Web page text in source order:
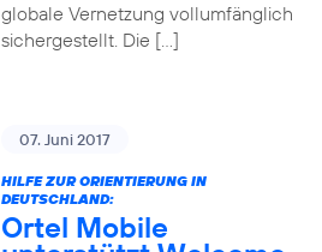
globale Vernetzung vollumfänglich
sichergestellt. Die […]
07. Juni 2017
HILFE ZUR ORIENTIERUNG IN
DEUTSCHLAND:
Ortel Mobile